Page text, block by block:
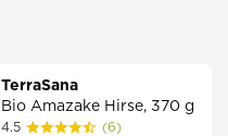
TerraSana
Bio Amazake Hirse, 370 g
4.5 (6)